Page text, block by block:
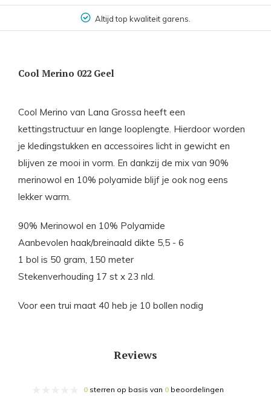
Altijd top kwaliteit garens.
Cool Merino 022 Geel
Cool Merino van Lana Grossa heeft een
kettingstructuur en lange looplengte. Hierdoor worden
je kledingstukken en accessoires licht in gewicht en
blijven ze mooi in vorm. En dankzij de mix van 90%
merinowol en 10% polyamide blijf je ook nog eens
lekker warm.
90% Merinowol en 10% Polyamide
Aanbevolen haak/breinaald dikte 5,5 - 6
1 bol is 50 gram, 150 meter
Stekenverhouding 17 st x 23 nld.
Voor een trui maat 40 heb je 10 bollen nodig
Reviews
0 sterren op basis van 0 beoordelingen